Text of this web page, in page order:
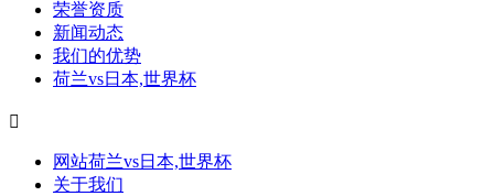
荣誉资质
新闻动态
我们的优势
荷兰vs日本,世界杯

网站荷兰vs日本,世界杯
关于我们